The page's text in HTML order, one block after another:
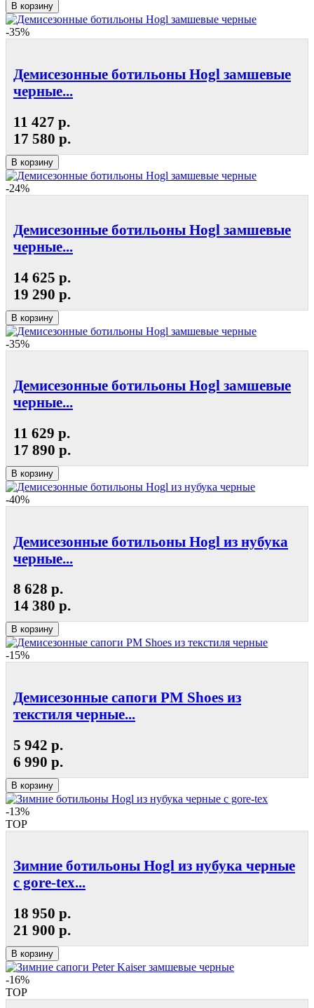
В корзину
-35%
Демисезонные ботильоны Hogl замшевые
черные...
11 427 р.
17 580 р.
В корзину
-24%
Демисезонные ботильоны Hogl замшевые
черные...
14 625 р.
19 290 р.
В корзину
-35%
Демисезонные ботильоны Hogl замшевые
черные...
11 629 р.
17 890 р.
В корзину
-40%
Демисезонные ботильоны Hogl из нубука
черные...
8 628 р.
14 380 р.
В корзину
-15%
Демисезонные сапоги РМ Shoes из
текстиля черные...
5 942 р.
6 990 р.
В корзину
-13%
TOP
Зимние ботильоны Hogl из нубука черные
с gore-tex...
18 950 р.
21 900 р.
В корзину
-16%
TOP